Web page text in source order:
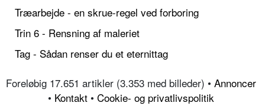
Træarbejde - en skrue-regel ved forboring
Trin 6 - Rensning af maleriet
Tag - Sådan renser du et eternittag
Foreløbig 17.651 artikler (3.353 med billeder) • Annoncer
• Kontakt • Cookie- og privatlivspolitik